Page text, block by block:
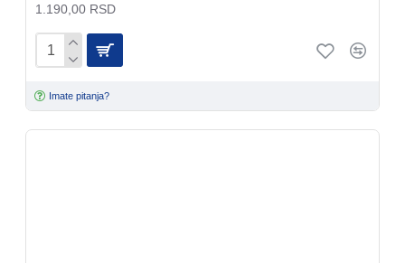
1.190,00 RSD
Imate pitanja?